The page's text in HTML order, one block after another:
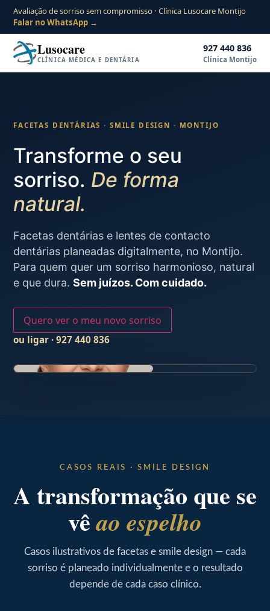
Avaliação de sorriso sem compromisso · Clínica Lusocare Montijo
Falar no WhatsApp →
Lusocare
CLÍNICA MÉDICA E DENTÁRIA
927 440 836
Clínica Montijo
FACETAS DENTÁRIAS · SMILE DESIGN · MONTIJO
Transforme o seu
sorriso. De forma
natural.
Facetas dentárias e lentes de contacto
dentárias planeadas digitalmente, no Montijo.
Para quem quer um sorriso harmonioso, natural
e que dura. Sem juízos. Com cuidado.
Quero ver o meu novo sorriso
ou ligar · 927 440 836
CASOS REAIS · SMILE DESIGN
A transformação que se
vêao espelho
Casos ilustrativos de facetas e smile design — cada
sorriso é planeado individualmente e o resultado
depende de cada caso clínico.